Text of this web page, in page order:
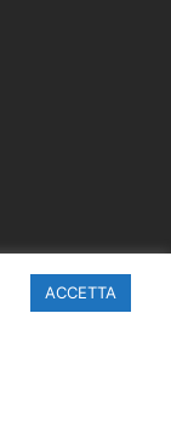
ACCETTA